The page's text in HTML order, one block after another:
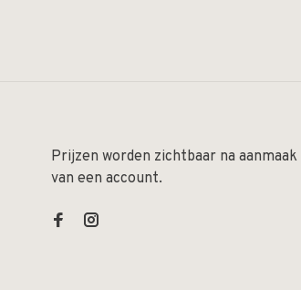
Prijzen worden zichtbaar na aanmaak
van een account.